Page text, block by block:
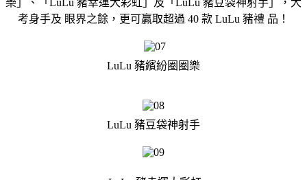
考身手及 眼界之餘，更可贏取超過 40 款 LuLu 豬禮 品！
LuLu 豬繽紛圈圈樂
LuLu 豬豆袋神射手